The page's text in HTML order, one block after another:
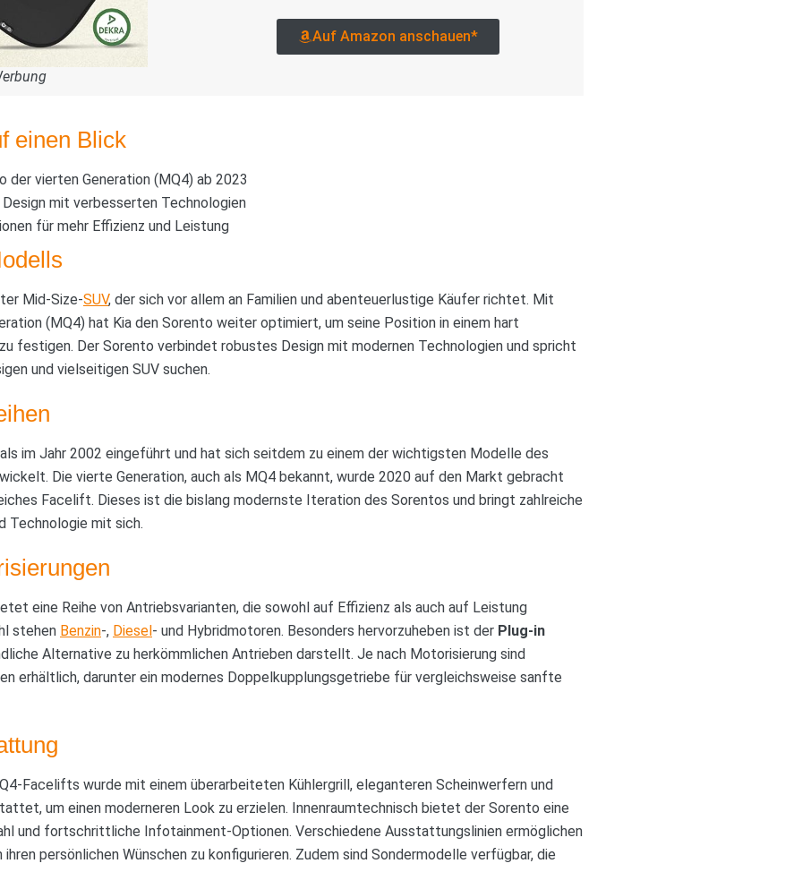
Auf Amazon anschauen*
einen Blick
der vierten Generation (MQ4) ab 2023
mit verbesserten Technologien
für mehr Effizienz und Leistung
Mid-Size-SUV, der sich vor allem an Familien und abenteuerlustige Käufer richtet. Mit
(MQ4) hat Kia den Sorento weiter optimiert, um seine Position in einem hart
festigen. Der Sorento verbindet robustes Design mit modernen Technologien und spricht
und vielseitigen SUV suchen.
im Jahr 2002 eingeführt und hat sich seitdem zu einem der wichtigsten Modelle des
Die vierte Generation, auch als MQ4 bekannt, wurde 2020 auf den Markt gebracht
Facelift. Dieses ist die bislang modernste Iteration des Sorentos und bringt zahlreiche
Technologie mit sich.
eine Reihe von Antriebsvarianten, die sowohl auf Effizienz als auch auf Leistung
stehen Benzin-, Diesel- und Hybridmotoren. Besonders hervorzuheben ist der Plug-in
Alternative zu herkömmlichen Antrieben darstellt. Je nach Motorisierung sind
erhältlich, darunter ein modernes Doppelkupplungsgetriebe für vergleichsweise sanfte
Facelifts wurde mit einem überarbeiteten Kühlergrill, eleganteren Scheinwerfern und
um einen moderneren Look zu erzielen. Innenraumtechnisch bietet der Sorento eine
und fortschrittliche Infotainment-Optionen. Verschiedene Ausstattungslinien ermöglichen
persönlichen Wünschen zu konfigurieren. Zudem sind Sondermodelle verfügbar, die